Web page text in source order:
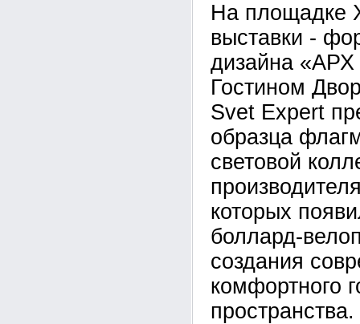
На площадке
выставки -
дизайна
Гостином
Svet Expert
образца
световой
которых
боллард-
создания
комфортного
пространства.